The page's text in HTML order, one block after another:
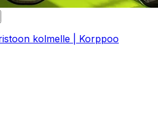
kolmelle | Korppoo